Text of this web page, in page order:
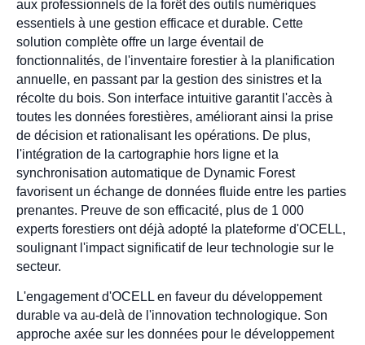
aux professionnels de la forêt des outils numériques
essentiels à une gestion efficace et durable. Cette
solution complète offre un large éventail de
fonctionnalités, de l'inventaire forestier à la planification
annuelle, en passant par la gestion des sinistres et la
récolte du bois. Son interface intuitive garantit l'accès à
toutes les données forestières, améliorant ainsi la prise
de décision et rationalisant les opérations. De plus,
l'intégration de la cartographie hors ligne et la
synchronisation automatique de Dynamic Forest
favorisent un échange de données fluide entre les parties
prenantes. Preuve de son efficacité, plus de 1 000
experts forestiers ont déjà adopté la plateforme d'OCELL,
soulignant l'impact significatif de leur technologie sur le
secteur.
L'engagement d'OCELL en faveur du développement
durable va au-delà de l'innovation technologique. Son
approche axée sur les données pour le développement